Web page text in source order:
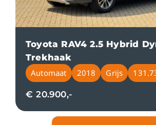
Toyota RAV4 2.5 Hybrid
Trekhaak
Automaat
2018 Grijs
€ 20.900,-